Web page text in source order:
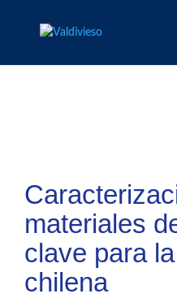
materiales
clave para
chilena